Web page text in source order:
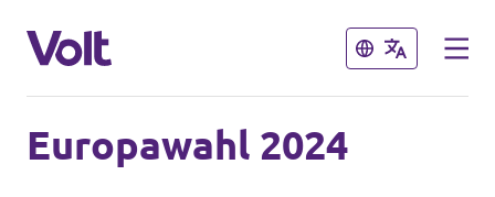
Schließen
Volt in Sachsen
Schließen
Europawahl 2024